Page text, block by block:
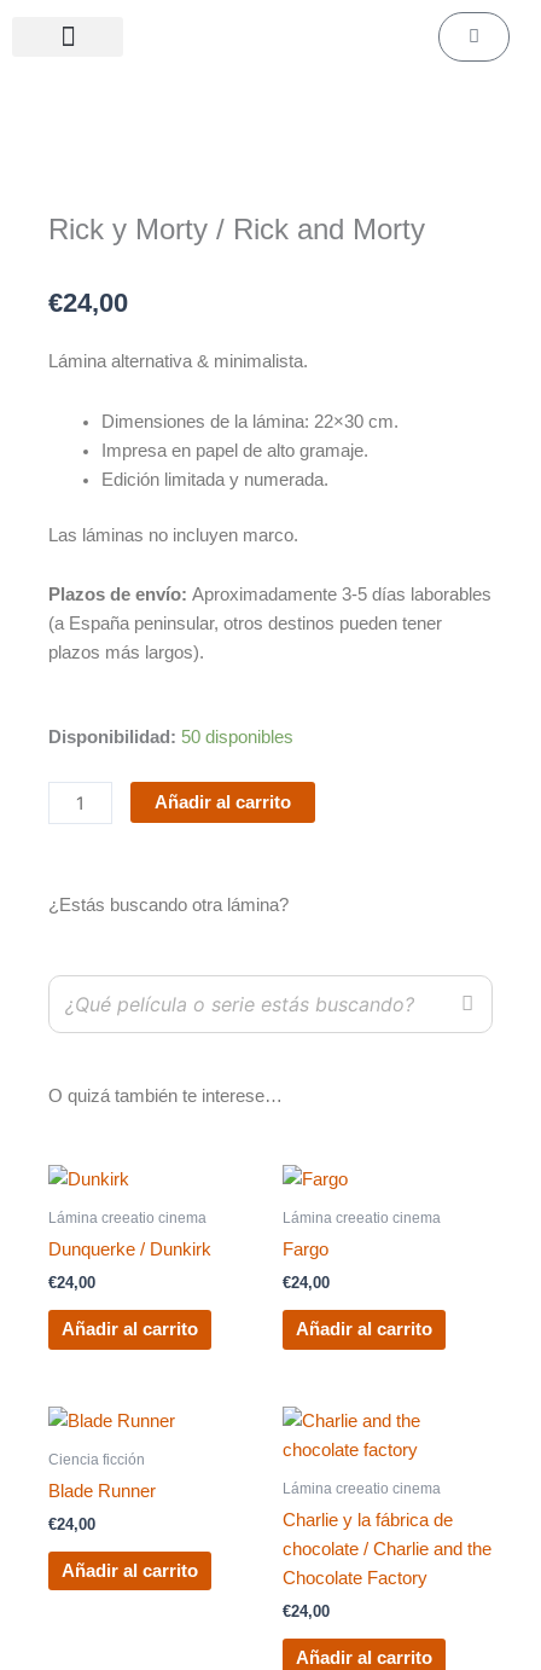
Carrito
Rick y Morty / Rick and Morty
€24,00
Lámina alternativa & minimalista.
Dimensiones de la lámina: 22×30 cm.
Impresa en papel de alto gramaje.
Edición limitada y numerada.
Las láminas no incluyen marco.
Plazos de envío: Aproximadamente 3-5 días laborables
(a España peninsular, otros destinos pueden tener
plazos más largos).
Disponibilidad: 50 disponibles
Rick
Morty
/
Morty
Añadir al carrito
¿Estás buscando otra lámina?
O quizá también te interese…
Lámina creeatio cinema
Dunquerke / Dunkirk
€24,00
Añadir al carrito
Lámina creeatio cinema
Fargo
€24,00
Añadir al carrito
Ciencia ficción
Blade Runner
€24,00
Añadir al carrito
Lámina creeatio cinema
Charlie y la fábrica de
chocolate / Charlie and the
Chocolate Factory
€24,00
Añadir al carrito